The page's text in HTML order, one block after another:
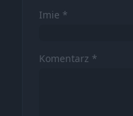
Imie *
Komentarz *